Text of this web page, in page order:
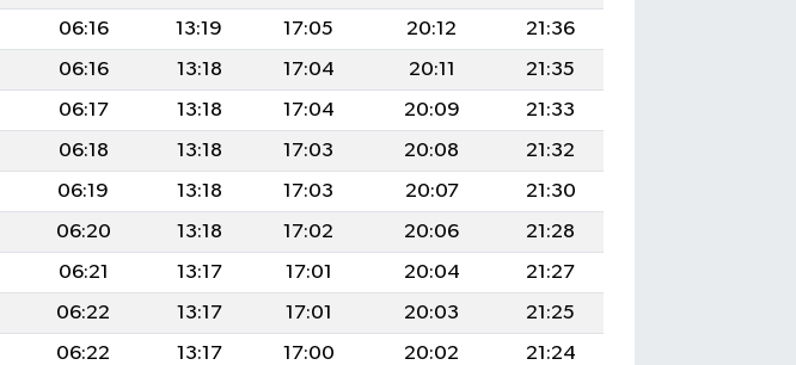
06:16 13:19 17:05 20:12
21:36
06:16 13:18 17:04 20:11
21:35
06:17 13:18 17:04 20:09
21:33
06:18 13:18 17:03 20:08
21:32
06:19 13:18 17:03 20:07
21:30
06:20 13:18 17:02 20:06
21:28
06:21 13:17 17:01 20:04
21:27
06:22 13:17 17:01 20:03
21:25
06:22 13:17 17:00 20:02
21:24